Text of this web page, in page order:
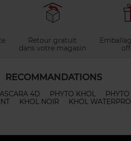
Retour gratuit
dans votre magasin
RECOMMANDATIONS
4D PHYTO KHOL
KHOL NOIR KHOL